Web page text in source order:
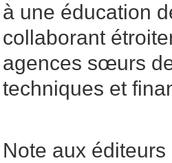
à une éducation
collaborant
agences sœurs
techniques et
Note aux éditeurs